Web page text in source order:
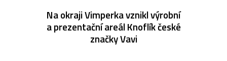
Na okraji Vimperka vznikl výrobní
a prezentační areál Knoflík české
značky Vavi